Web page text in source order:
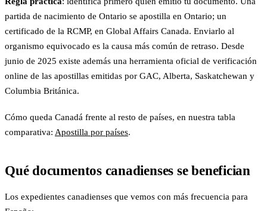
partida de nacimiento de Ontario se apostilla en Ontario; un
certificado de la RCMP, en Global Affairs Canada. Enviarlo al
organismo equivocado es la causa más común de retraso. Desde
junio de 2025 existe además una herramienta oficial de verificación
online de las apostillas emitidas por GAC, Alberta, Saskatchewan y
Columbia Británica.
Cómo queda Canadá frente al resto de países, en nuestra tabla
comparativa: Apostilla por países.
Qué documentos canadienses se benefician
Los expedientes canadienses que vemos con más frecuencia para